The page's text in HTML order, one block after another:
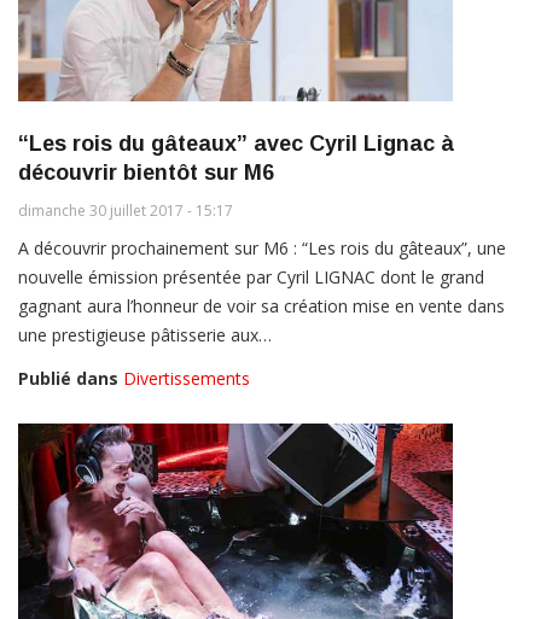
“Les rois du gâteaux” avec Cyril Lignac à
découvrir bientôt sur M6
dimanche 30 juillet 2017 - 15:17
A découvrir prochainement sur M6 : “Les rois du gâteaux”, une
nouvelle émission présentée par Cyril LIGNAC dont le grand
gagnant aura l’honneur de voir sa création mise en vente dans
une prestigieuse pâtisserie aux…
Publié dans Divertissements